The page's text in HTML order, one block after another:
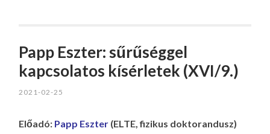
Papp Eszter: sűrűséggel
kapcsolatos kísérletek (XVI/9.)
2021-02-25
Előadó: Papp Eszter (ELTE, fizikus doktorandusz)